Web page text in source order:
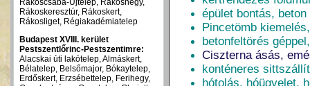
Rákoscsaba-Újtelep, Rákoshegy,
Rákoskeresztúr, Rákoskert,
Rákosliget, Régiakadémiatelep
Budapest XVIII. kerület
Pestszentlőrinc-Pestszentimre:
Alacskai úti lakótelep, Almáskert,
Bélatelep, Belsőmajor, Bókaytelep,
Erdőskert, Erzsébettelep, Ferihegy,
épület bontás,
Pincetömb
betonfeltörés
Ciszterna ásás,
konténeres
hótolás, hóügyelet,